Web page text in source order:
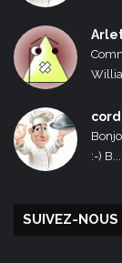
:-) B...
SUIVEZ-NOUS